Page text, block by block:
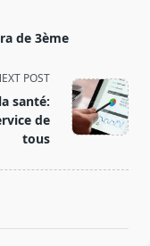
de 3ème
POST
santé:
de
tous